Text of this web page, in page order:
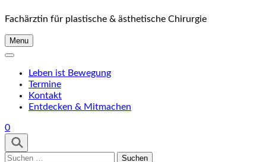
Fachärztin für plastische & ästhetische Chirurgie
Menu
Leben ist Bewegung
Termine
Kontakt
Entdecken & Mitmachen
0
Suchen